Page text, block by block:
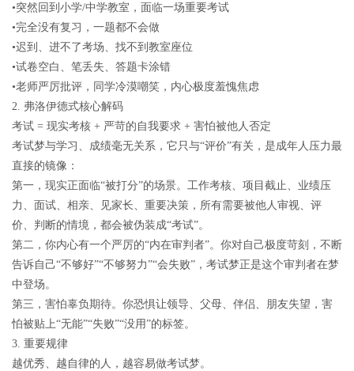
•突然回到小学/中学教室，面临一场重要考试
•完全没有复习，一题都不会做
•迟到、进不了考场、找不到教室座位
•试卷空白、笔丢失、答题卡涂错
•老师严厉批评，同学冷漠嘲笑，内心极度羞愧焦虑
2. 弗洛伊德式核心解码
考试 = 现实考核 + 严苛的自我要求 + 害怕被他人否定
考试梦与学习、成绩毫无关系 ，它只与“评价”有关，是成年人压力最
直接的镜像：
第一， 现实正面临“被打分”的场景。工作考核、项目截止、业绩压
力、面试、相亲、见家长、重要决策，所有需要被他人审视、评
价、判断的情境，都会被伪装成“考试”。
第二， 你内心有一个严厉的“内在审判者”。你对自己极度苛刻，不断
告诉自己“不够好”“不够努力”“会失败”，考试梦正是这个审判者在梦
中登场。
第三， 害怕辜负期待。你恐惧让领导、父母、伴侣、朋友失望，害
怕被贴上“无能”“失败”“没用”的标签。
3. 重要规律
越优秀、越自律的人，越容易做考试梦。